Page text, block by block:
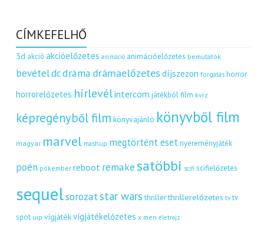
CÍMKEFELHŐ
3d akció akcióelőzetes animáció animációelőzetes bemutatók
bevételdcdráma drámaelőzetes díjszezon forgatás horror
horrorelőzetes hírlevélintercom játékból film kvíz
képregényből film könyvajánló könyvből film
magyar marvel mashup megtörtént eset nyereményjáték
poén pókember reboot remakesatöbbi scifi scifielőzetes
sequelsorozatstar wars thriller thrillerelőzetes tv tv
spot uip vígjátékvígjátékelőzetes x men életrajz